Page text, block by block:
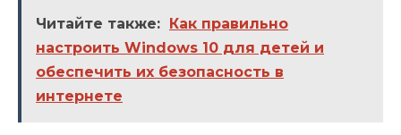
Читайте также:
Как правильно
настроить Windows 10 для детей и
обеспечить их безопасность в
интернете